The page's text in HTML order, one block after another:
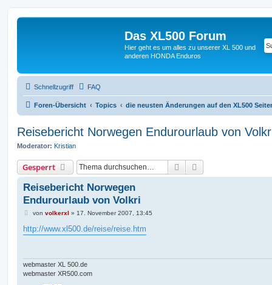
Das XL500 Forum
Hier geht es um alles zu unserer XL 500 und
anderen HONDA Enduros
Schnellzugriff FAQ
Foren-Übersicht Topics die neusten Änderungen auf den XL500
Reisebericht Norwegen Endurourlaub von
Moderator: Kristian
Gesperrt Suche
Reisebericht Norwegen
Endurourlaub von Volkri
B
i
t
von volkerxl » 17. November 2007, 13:45
http://www.xl500.de/reise/reise.htm
webmaster XL 500.de
webmaster XR500.com